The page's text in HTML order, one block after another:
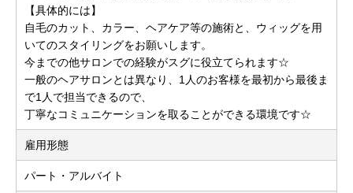
【具体的には】
自毛のカット、カラー、ヘアケア等の施術と、ウィッグを用
いてのスタイリングをお願いします。
今までの他サロンでの経験がスグに役立てられます☆
一般のヘアサロンとは異なり、1人のお客様を最初から最後ま
で1人で担当できるので、
丁寧なコミュニケーションを取ることができる環境です☆
雇用形態
パート・アルバイト